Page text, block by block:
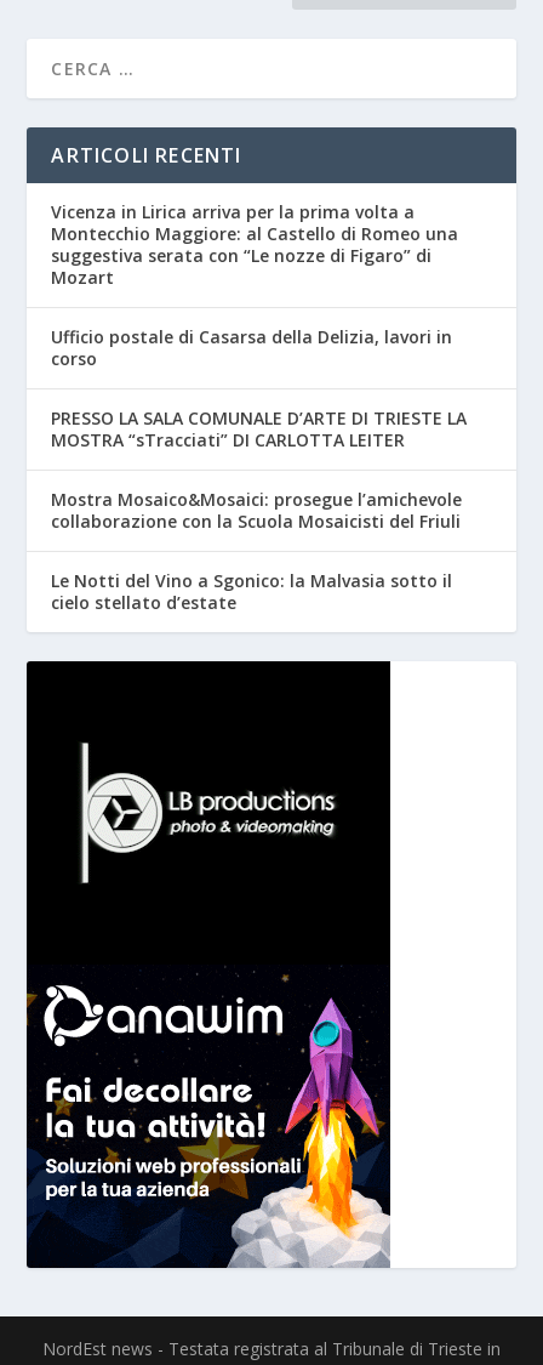
ARTICOLI RECENTI
Vicenza in Lirica arriva per la prima volta a
Montecchio Maggiore: al Castello di Romeo una
suggestiva serata con “Le nozze di Figaro” di
Mozart
Ufficio postale di Casarsa della Delizia, lavori in
corso
PRESSO LA SALA COMUNALE D’ARTE DI TRIESTE LA
MOSTRA “sTracciati” DI CARLOTTA LEITER
Mostra Mosaico&Mosaici: prosegue l’amichevole
collaborazione con la Scuola Mosaicisti del Friuli
Le Notti del Vino a Sgonico: la Malvasia sotto il
cielo stellato d’estate
NordEst news - Testata registrata al Tribunale di Trieste in